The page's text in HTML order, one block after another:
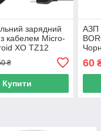
зарядний
з кабелем Micro-
XO TZ12
₴
Купити
АЗП
60